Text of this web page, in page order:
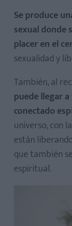
Se produce
sexual donde
placer en el
sexualidad y
También, al
puede llegar a
conectado
universo, con
están
que también
espiritual.